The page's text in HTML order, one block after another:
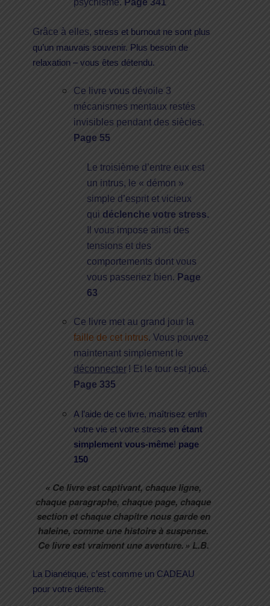
psychisme. Page 341
Grâce à elles, stress et burnout ne sont plus
qu’un mauvais souvenir. Plus besoin de
relaxation – vous êtes détendu.
Ce livre vous dévoile 3
mécanismes mentaux restés
invisibles pendant des siècles.
Page 55
Le troisième d’entre eux est
un intrus, le « démon »
simple d’esprit et vicieux
qui déclenche votre stress.
Il vous impose ainsi des
tensions et des
comportements dont vous
vous passeriez bien. Page
63
Ce livre met au grand jour la
faille de cet intrus. Vous pouvez
maintenant simplement le
déconnecter! Et le tour est joué.
Page 335
A l’aide de ce livre, maîtrisez enfin
votre vie et votre stress en étant
simplement vous-même! page
150
« Ce livre est captivant, chaque ligne,
chaque paragraphe, chaque page, chaque
section et chaque chapitre nous garde en
haleine, comme une histoire à suspense.
Ce livre est vraiment une aventure. » L.B.
La Dianétique, c’est comme un CADEAU
pour votre détente.